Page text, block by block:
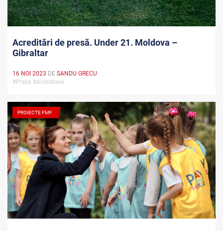
Acreditări de presă. Under 21. Moldova –
Gibraltar
16 NOI 2023 DE SANDU GRECU
#Presa #Acreditare
PROIECTE FMF